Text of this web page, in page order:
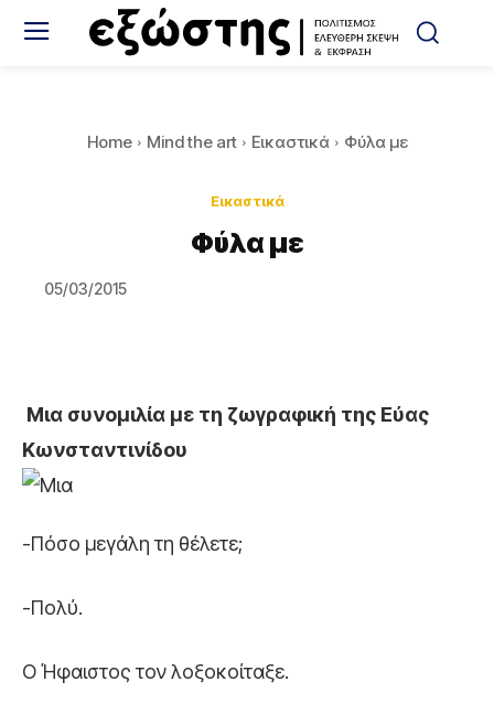
Home Mind the art Εικαστικά Φύλα με
Εικαστικά
Φύλα με
05/03/2015
Μια συνομιλία με τη ζωγραφική της Εύας
Κωνσταντινίδου
-Πόσο μεγάλη τη θέλετε;
-Πολύ.
Ο Ήφαιστος τον λοξοκοίταξε.